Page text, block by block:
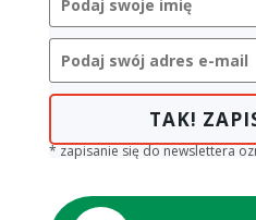
TAK!
* zapisanie się do newslettera